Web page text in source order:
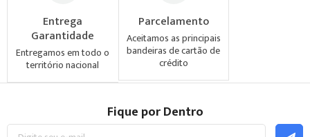
Entrega
Garantidade
Entregamos em todo o
território nacional
Parcelamento
Aceitamos as principais
bandeiras de cartão de
crédito
Fique por Dentro
Inscreva-